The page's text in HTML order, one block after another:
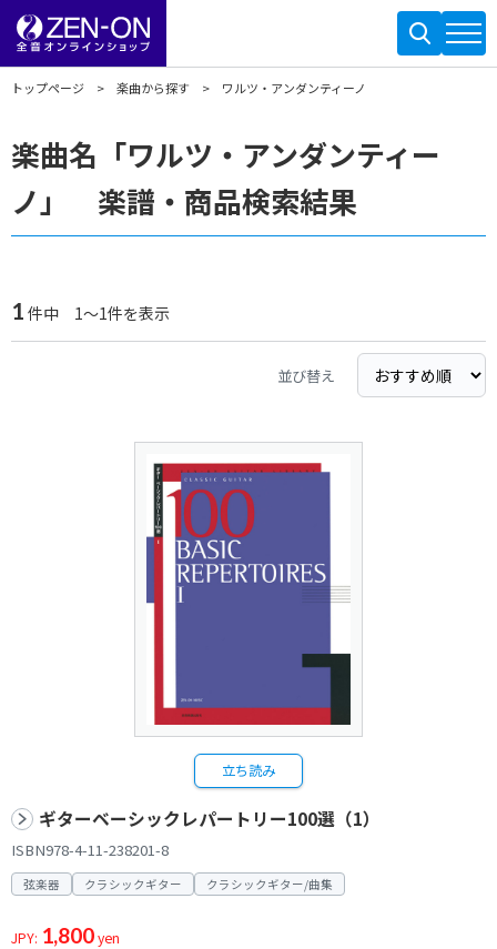
トップページ 楽曲から探す ワルツ・アンダンティーノ
楽曲名「ワルツ・アンダンティー
ノ」 楽譜・商品検索結果
1 件中 1～1件を表示
並び替え
立ち読み
ギターベーシックレパートリー100選（1）
ISBN978-4-11-238201-8
弦楽器 クラシックギター クラシックギター/曲集
JPY: 1,800yen